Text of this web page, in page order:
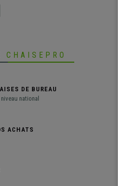
CHAISEPRO
DE BUREAU
national
ACHATS